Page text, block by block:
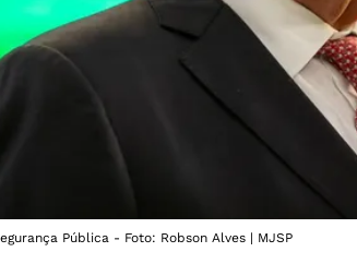
Pública - Foto: Robson Alves | MJSP